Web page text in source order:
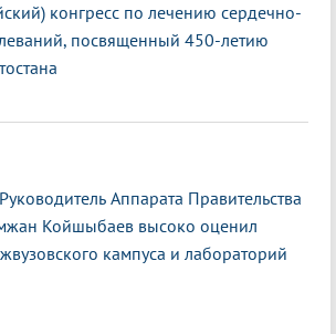
конгресс по лечению сердечно-
посвященный 450-летию
Аппарата Правительства
Койшыбаев высоко оценил
кампуса и лабораторий